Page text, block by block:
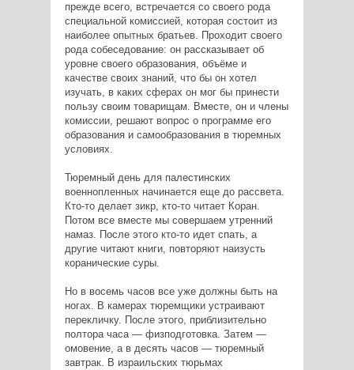
прежде всего, встречается со своего рода
специальной комиссией, которая состоит из
наиболее опытных братьев. Проходит своего
рода собеседование: он рассказывает об
уровне своего образования, объёме и
качестве своих знаний, что бы он хотел
изучать, в каких сферах он мог бы принести
пользу своим товарищам. Вместе, он и члены
комиссии, решают вопрос о программе его
образования и самообразования в тюремных
условиях.
Тюремный день для палестинских
военнопленных начинается еще до рассвета.
Кто-то делает зикр, кто-то читает Коран.
Потом все вместе мы совершаем утренний
намаз. После этого кто-то идет спать, а
другие читают книги, повторяют наизусть
коранические суры.
Но в восемь часов все уже должны быть на
ногах. В камерах тюремщики устраивают
перекличку. После этого, приблизительно
полтора часа — физподготовка. Затем —
омовение, а в десять часов — тюремный
завтрак. В израильских тюрьмах